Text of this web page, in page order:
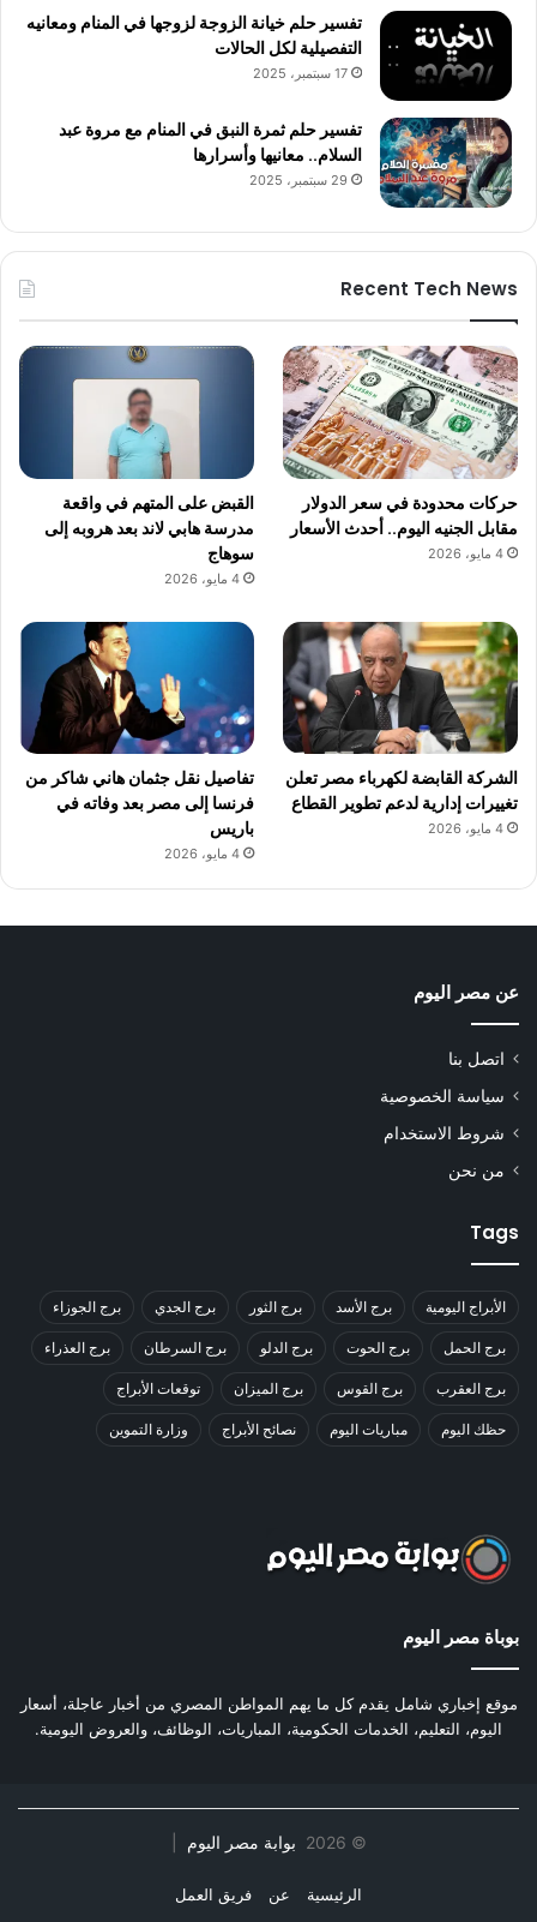
تفسير حلم خيانة الزوجة لزوجها في المنام ومعانيه
التفصيلية لكل الحالات
17 سبتمبر، 2025
تفسير حلم ثمرة النبق في المنام مع مروة عبد
السلام.. معانيها وأسرارها
29 سبتمبر، 2025
Recent Tech News
حركات محدودة في سعر الدولار
مقابل الجنيه اليوم.. أحدث الأسعار
4 مايو، 2026
القبض على المتهم في واقعة
مدرسة هابي لاند بعد هروبه إلى
سوهاج
4 مايو، 2026
الشركة القابضة لكهرباء مصر تعلن
تغييرات إدارية لدعم تطوير القطاع
4 مايو، 2026
تفاصيل نقل جثمان هاني شاكر من
فرنسا إلى مصر بعد وفاته في
باريس
4 مايو، 2026
عن مصر اليوم
اتصل بنا
سياسة الخصوصية
شروط الاستخدام
من نحن
Tags
الأبراج اليومية برج الأسد برج الثور برج الجدي برج الجوزاء
برج الحمل برج الحوت برج الدلو برج السرطان برج العذراء
برج العقرب برج القوس برج الميزان توقعات الأبراج
حظك اليوم مباريات اليوم نصائح الأبراج وزارة التموين
بوباة مصر اليوم
موقع إخباري شامل يقدم كل ما يهم المواطن المصري من أخبار عاجلة، أسعار
اليوم، التعليم، الخدمات الحكومية، المباريات، الوظائف، والعروض اليومية.
©
2026 بوابة مصر اليوم
الرئيسية عن فريق العمل